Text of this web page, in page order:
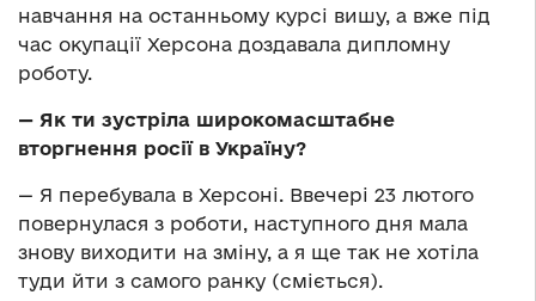
навчання на останньому курсі вишу, а вже під
час окупації Херсона доздавала дипломну
роботу.
— Як ти зустріла широкомасштабне
вторгнення росії в Україну?
— Я перебувала в Херсоні. Ввечері 23 лютого
повернулася з роботи, наступного дня мала
знову виходити на зміну, а я ще так не хотіла
туди йти з самого ранку (сміється).